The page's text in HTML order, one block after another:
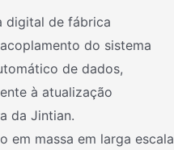
digital de fábrica
do sistema
de dados,
à atualização
da Jintian.
em massa em larga escala